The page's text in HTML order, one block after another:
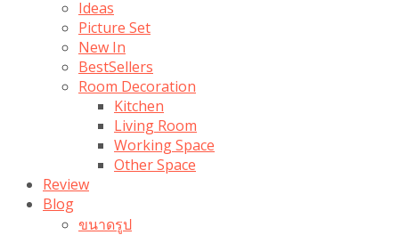
Ideas
Picture Set
New In
BestSellers
Room Decoration
Kitchen
Living Room
Working Space
Other Space
Review
Blog
ขนาดรูป